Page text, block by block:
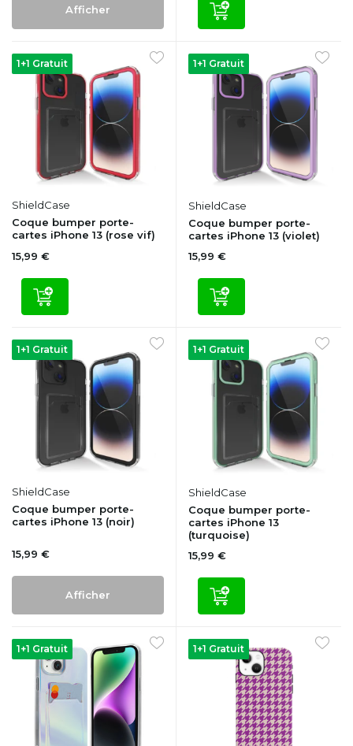
Afficher
1+1 Gratuit
ShieldCase
Coque bumper porte-
cartes iPhone 13 (rose vif)
15,99 €
1+1 Gratuit
ShieldCase
Coque bumper porte-
cartes iPhone 13 (violet)
15,99 €
1+1 Gratuit
ShieldCase
Coque bumper porte-
cartes iPhone 13 (noir)
15,99 €
Afficher
1+1 Gratuit
ShieldCase
Coque bumper porte-
cartes iPhone 13
(turquoise)
15,99 €
1+1 Gratuit 1+1 Gratuit